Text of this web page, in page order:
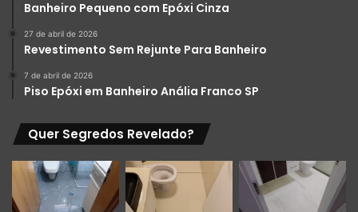
Banheiro Pequeno com Epóxi Cinza
27 de abril de 2026
Revestimento Sem Rejunte Para Banheiro
7 de abril de 2026
Piso Epóxi em Banheiro Anália Franco SP
Quer Segredos Revelado?